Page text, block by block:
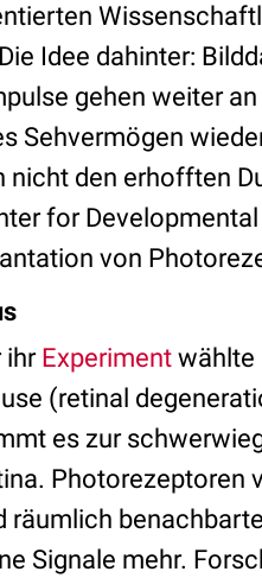
Idee dahinter:
gehen weiter
Sehvermögen
den erhofften
for
von
ihr Experiment wählte
(retinal
es zur
Photorezeptoren
räumlich
Signale mehr.